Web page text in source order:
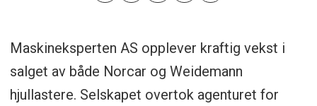
Maskineksperten AS opplever kraftig vekst i
salget av både Norcar og Weidemann
hjullastere. Selskapet overtok agenturet for